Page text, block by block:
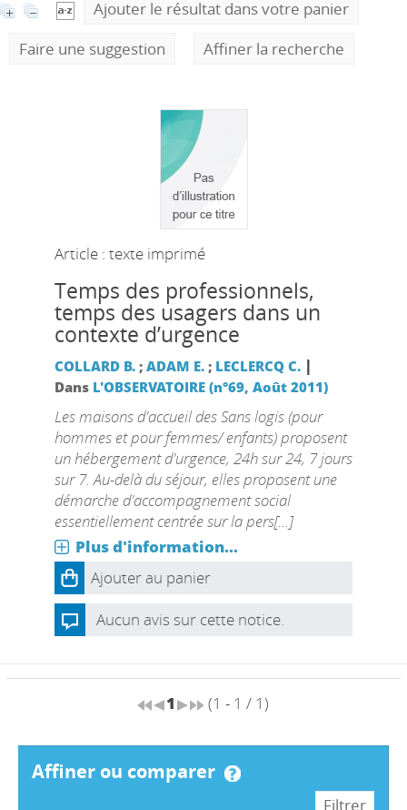
Ajouter le résultat dans votre panier
Faire une suggestion
Affiner la recherche
Article : texte imprimé
Temps des professionnels,
temps des usagers dans un
contexte d’urgence
COLLARD B.; ADAM E.; LECLERCQ C. |
Dans L'OBSERVATOIRE (n°69, Août 2011)
Les maisons d'accueil des Sans logis (pour
hommes et pour femmes/ enfants) proposent
un hébergement d'urgence, 24h sur 24, 7 jours
sur 7. Au-delà du séjour, elles proposent une
démarche d'accompagnement social
essentiellement centrée sur la pers[...]
Plus d'information...
Ajouter au panier
Aucun avis sur cette notice.
1 (1 - 1 / 1)
affiner ou comparer